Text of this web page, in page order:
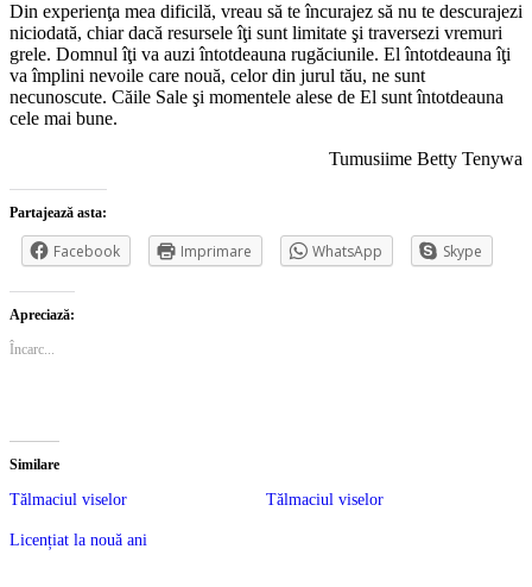
Din experienţa mea dificilă, vreau să te încurajez să nu te descurajezi
niciodată, chiar dacă resursele îţi sunt limitate şi traversezi vremuri
grele. Domnul îţi va auzi întotdeauna rugăciunile. El întotdeauna îţi
va împlini nevoile care nouă, celor din jurul tău, ne sunt
necunoscute. Căile Sale şi momentele alese de El sunt întotdeauna
cele mai bune.
Tumusiime Betty Tenywa
Partajează asta:
Facebook Imprimare WhatsApp Skype
Apreciază:
Încarc...
Similare
Tălmaciul viselor Tălmaciul viselor
Licențiat la nouă ani